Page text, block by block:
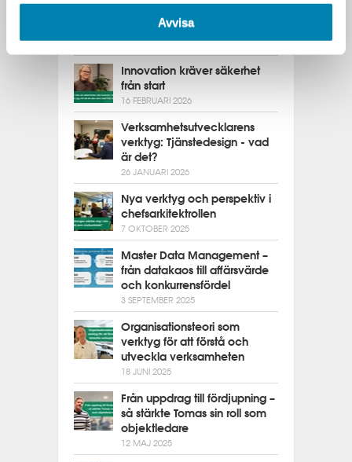
Avvisa
mer fragmenterad
verksamhet
11 MAJ 2026
Innovation kräver säkerhet
från start
16 FEBRUARI 2026
Verksamhetsutvecklarens
verktyg: Tjänstedesign - vad
är det?
26 JANUARI 2026
Nya verktyg och perspektiv i
chefsarkitektrollen
7 OKTOBER 2025
Master Data Management –
från datakaos till affärsvärde
och konkurrensfördel
3 SEPTEMBER 2025
Organisationsteori som
verktyg för att förstå och
utveckla verksamheten
18 JUNI 2025
Från uppdrag till fördjupning –
så stärkte Tomas sin roll som
objektledare
12 MAJ 2025